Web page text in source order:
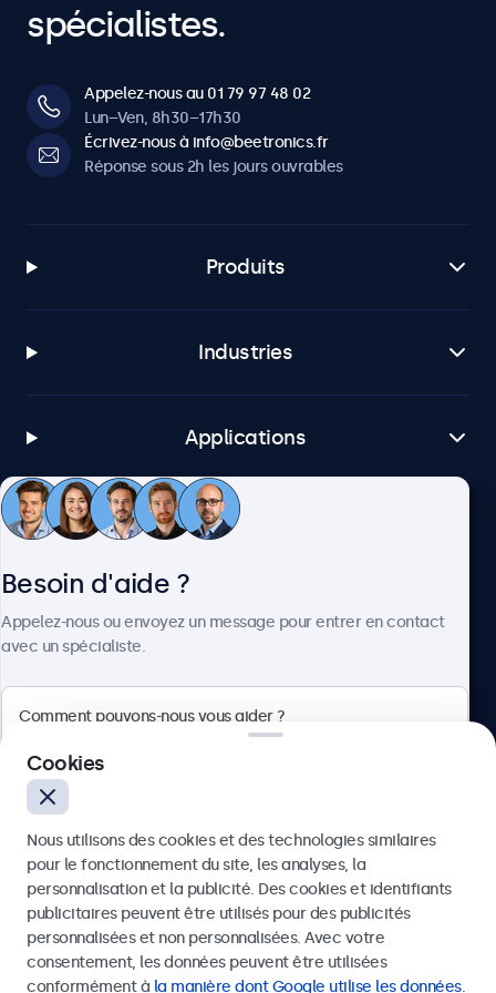
spécialistes.
Appelez-nous au 01 79 97 48 02
Lun–Ven, 8h30–17h30
Écrivez-nous à info@beetronics.fr
Réponse sous 2h les jours ouvrables
Produits
Industries
Applications
Service client
4.8/5 noté par 5000+ entreprises
Français
Besoin d'aide ?
Appelez-nous ou envoyez un message pour entrer en contact
avec un spécialiste.
Envoyer
Ou appelez-nous au01 79 97 48 02
Cookies
Nous utilisons des cookies et des technologies similaires
pour le fonctionnement du site, les analyses, la
personnalisation et la publicité. Des cookies et identifiants
publicitaires peuvent être utilisés pour des publicités
personnalisées et non personnalisées. Avec votre
consentement, les données peuvent être utilisées
conformément à la manière dont Google utilise les données.